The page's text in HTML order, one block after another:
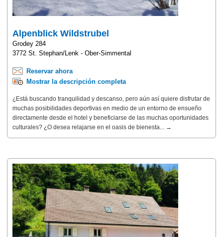
Alpenblick Wildstrubel
Grodey 284
3772 St. Stephan/Lenk - Ober-Simmental
Reservar ahora
Mostrar la descripción completa
¿Está buscando tranquilidad y descanso, pero aún así quiere disfrutar de
muchas posibilidades deportivas en medio de un entorno de ensueño
directamente desde el hotel y beneficiarse de las muchas oportunidades
culturales? ¿O desea relajarse en el oasis de bienesta... →